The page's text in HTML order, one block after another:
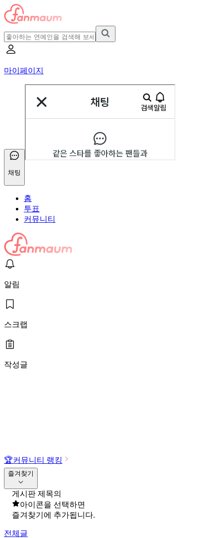
마이페이지
채팅
홈
투표
커뮤니티
알림
스크랩
작성글
🏆커뮤니티 랭킹
즐겨찾기
게시판 제목의
아이콘을 선택하면
즐겨찾기에 추가됩니다.
전체글